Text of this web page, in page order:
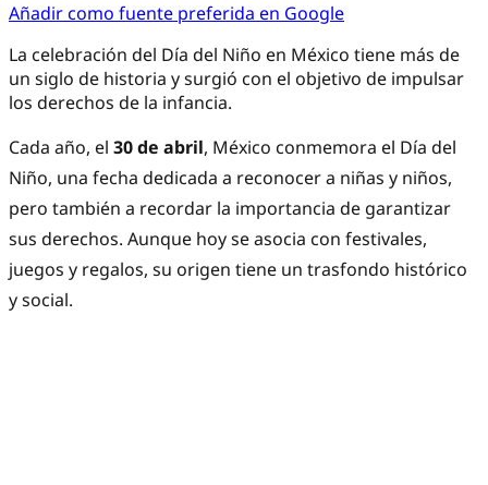
Añadir como fuente preferida en Google
La celebración del Día del Niño en México tiene más de
un siglo de historia y surgió con el objetivo de impulsar
los derechos de la infancia.
Cada año, el 30 de abril, México conmemora el Día del
Niño, una fecha dedicada a reconocer a niñas y niños,
pero también a recordar la importancia de garantizar
sus derechos. Aunque hoy se asocia con festivales,
juegos y regalos, su origen tiene un trasfondo histórico
y social.